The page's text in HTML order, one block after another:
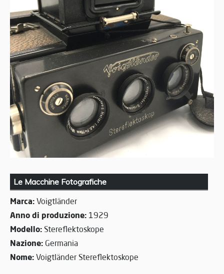
Le Macchine Fotografiche
Marca: Voigtländer
Anno di produzione: 1929
Modello: Stereflektoskope
Nazione: Germania
Nome: Voigtländer Stereflektoskope